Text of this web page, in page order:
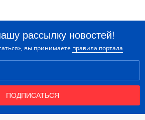
рассылку новостей!
вы принимаете правила портала
ПОДПИСАТЬСЯ